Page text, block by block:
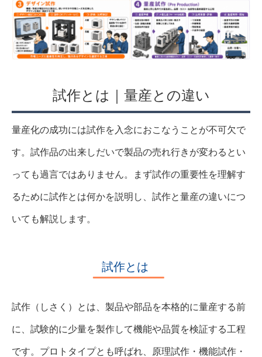
試作とは｜量産との違い
量産化の成功には試作を入念におこなうことが不可欠で
す。試作品の出来しだいで製品の売れ行きが変わるとい
っても過言ではありません。まず試作の重要性を理解す
るために試作とは何かを説明し、試作と量産の違いにつ
いても解説します。
試作とは
試作（しさく）とは、製品や部品を本格的に量産する前
に、試験的に少量を製作して機能や品質を検証する工程
です。プロトタイプとも呼ばれ、原理試作・機能試作・